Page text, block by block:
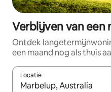
Verblijven van een
Ontdek
een maand nog als thuis
Locatie
Wanneer er suggesties